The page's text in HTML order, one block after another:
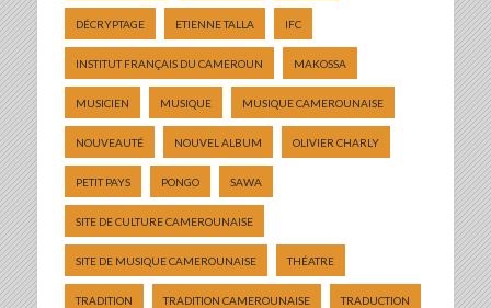
DÉCRYPTAGE ETIENNE TALLA IFC
INSTITUT FRANÇAIS DU CAMEROUN MAKOSSA
MUSICIEN MUSIQUE MUSIQUE CAMEROUNAISE
NOUVEAUTÉ NOUVEL ALBUM OLIVIER CHARLY
PETIT PAYS PONGO SAWA
SITE DE CULTURE CAMEROUNAISE
SITE DE MUSIQUE CAMEROUNAISE THÉATRE
TRADITION TRADITION CAMEROUNAISE TRADUCTION